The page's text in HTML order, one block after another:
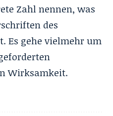
Zahl nennen, was
des
Es gehe vielmehr um
Wirksamkeit.